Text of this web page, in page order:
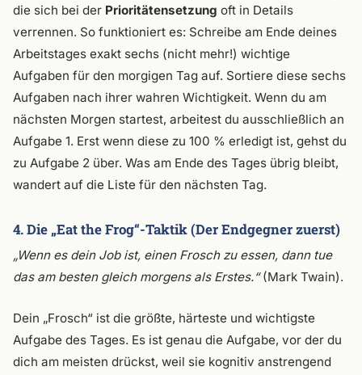
die sich bei der Prioritätensetzung oft in Details
verrennen. So funktioniert es: Schreibe am Ende deines
Arbeitstages exakt sechs (nicht mehr!) wichtige
Aufgaben für den morgigen Tag auf. Sortiere diese sechs
Aufgaben nach ihrer wahren Wichtigkeit. Wenn du am
nächsten Morgen startest, arbeitest du ausschließlich an
Aufgabe 1. Erst wenn diese zu 100 % erledigt ist, gehst du
zu Aufgabe 2 über. Was am Ende des Tages übrig bleibt,
wandert auf die Liste für den nächsten Tag.
4. Die „Eat the Frog“-Taktik (Der Endgegner zuerst)
„Wenn es dein Job ist, einen Frosch zu essen, dann tue
das am besten gleich morgens als Erstes.“(Mark Twain).
Dein „Frosch“ ist die größte, härteste und wichtigste
Aufgabe des Tages. Es ist genau die Aufgabe, vor der du
dich am meisten drückst, weil sie kognitiv anstrengend